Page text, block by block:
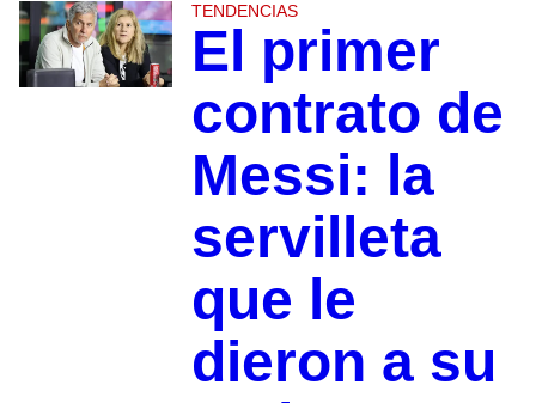
TENDENCIAS
El primer
contrato de
Messi: la
servilleta
que le
dieron a su